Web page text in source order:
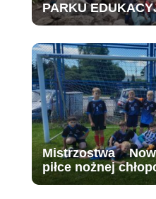
PARKU
Mistrzostwa
piłce nożnej